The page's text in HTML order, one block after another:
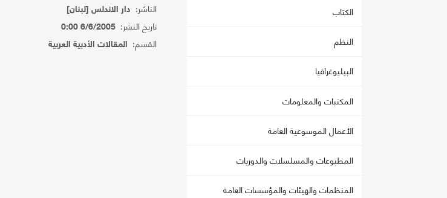
الكتاب
النظم
البيليوغرافيا
المكتبات والمعلومات
الأعمال الموسوعية العامة
المطبوعات والمسلسلات والدوريات
المنظمات والهيئات والمؤسسات العامة
الناشر: دار الاندلس [لبنان]
تاريخ النشر: 6/6/2005 0:00
القسم: المقالات الأدبية العربية